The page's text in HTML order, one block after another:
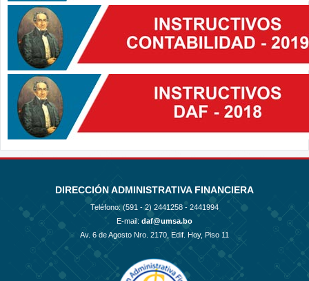
DIRECCIÓN ADMINISTRATIVA FINANCIERA
Teléfono: (591 - 2) 2441258 - 2441994
E-mail: daf@umsa.bo
Av. 6 de Agosto Nro. 2170, Edif. Hoy, Piso 11